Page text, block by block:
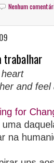
Nenhum
trabalhar
and feel
for
na